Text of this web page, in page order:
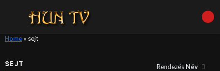
Home» sejt
SEJT Rendezés Név